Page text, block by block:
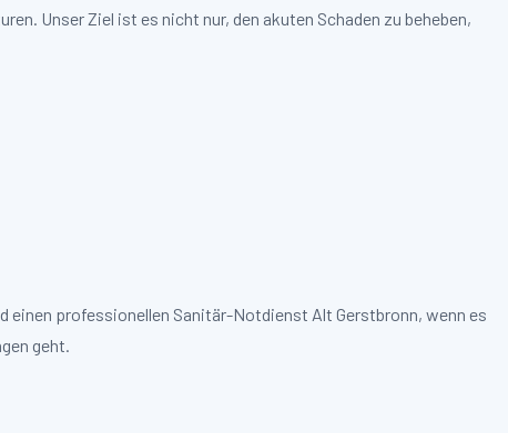
Unser Ziel ist es nicht nur, den akuten Schaden zu beheben,
einen professionellen Sanitär-Notdienst Alt Gerstbronn, wenn es
geht.